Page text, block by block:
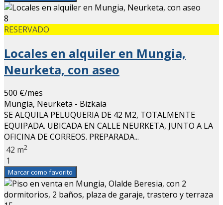
8
RESERVADO
Locales en alquiler en Mungia,
Neurketa, con aseo
500 €/mes
Mungia, Neurketa - Bizkaia
SE ALQUILA PELUQUERIA DE 42 M2, TOTALMENTE
EQUIPADA. UBICADA EN CALLE NEURKETA, JUNTO A LA
OFICINA DE CORREOS. PREPARADA...
42 m2
1
Marcar como favorito